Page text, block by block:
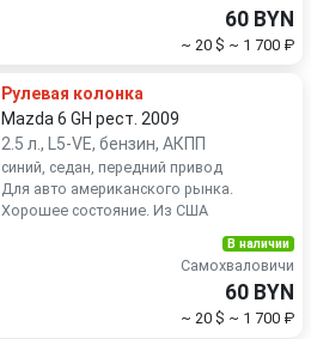
60 BYN
~ 20 $ ~ 1 700 ₽
Рулевая колонка
Mazda 6 GH рест. 2009
2.5 л., L5-VE, бензин, АКПП
синий, седан, передний привод
Для авто американского рынка.
Хорошее состояние. Из США
В наличии
Самохваловичи
60 BYN
~ 20 $ ~ 1 700 ₽